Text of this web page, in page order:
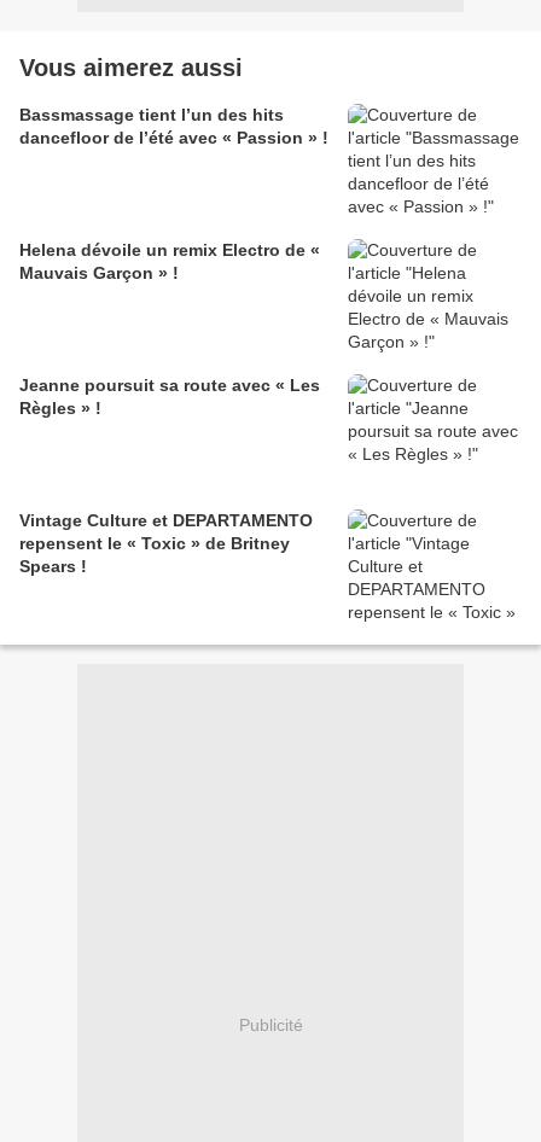
Vous aimerez aussi
Bassmassage tient l’un des hits
dancefloor de l’été avec « Passion » !
Helena dévoile un remix Electro de «
Mauvais Garçon » !
Jeanne poursuit sa route avec « Les
Règles » !
Vintage Culture et DEPARTAMENTO
repensent le « Toxic » de Britney
Spears !
Publicité